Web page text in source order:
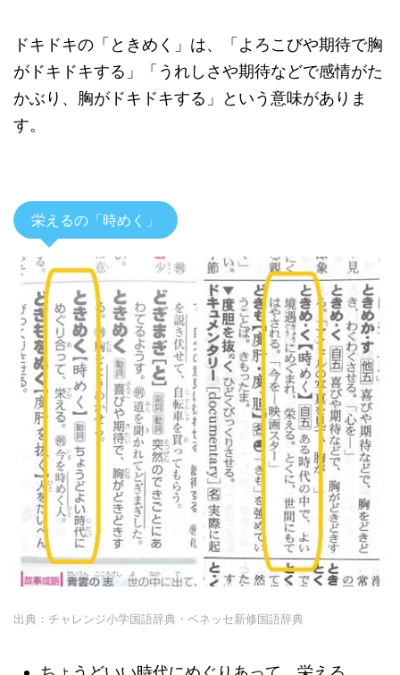
ドキドキの「ときめく」は、「よろこびや期待で胸
がドキドキする」「うれしさや期待などで感情がた
かぶり、胸がドキドキする」という意味がありま
す。
栄えるの「時めく」
出典：チャレンジ小学国語辞典・ベネッセ新修国語辞典